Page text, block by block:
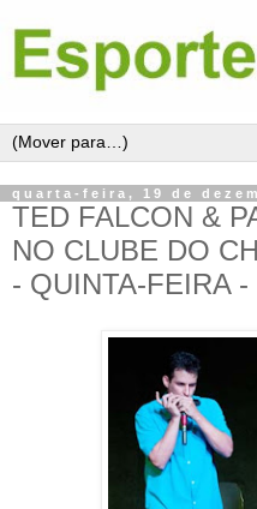
quarta-feira, 19 de
TED FALCON &
NO CLUBE DO
- QUINTA-FEIRA -